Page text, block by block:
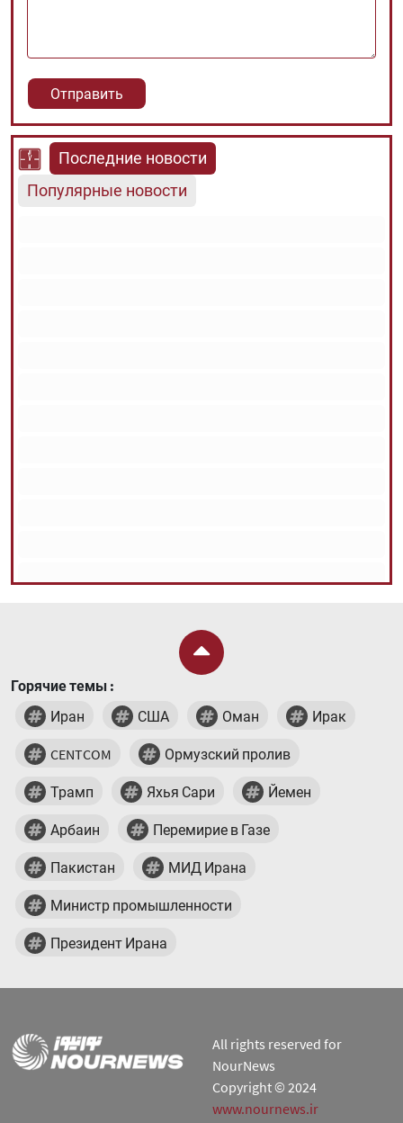
Последние новости
Популярные новости
Горячие темы :
Иран
США Оман Ирак
CENTCOM Ормузский пролив
Трамп Яхья Сари Йемен
Арбаин Перемирие в Газе
Пакистан МИД Ирана
Министр промышленности
Президент Ирана
All rights reserved for
NourNews
Copyright © 2024
www.nournews.ir